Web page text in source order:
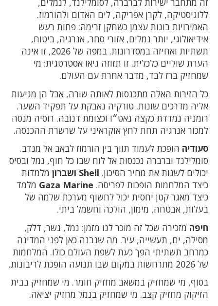
זה מתחבר ישירות לברברה, לסומלילנד, לנמלים,
ללוגיסטיקה, לקרן אפריקה, לים האדום ולהורמוז.
האמירויות בונות עצמן כשחקן זרימה: פחות רעש
אידיאולוגי, יותר נמלים, אזורי סחר, אנרגיה, ביטוח,
תשתיות ואחיזה במסדרונות. במפה של 2026, זו אינה
הערת שוליים כלכלית. זו תזוזה גיאו אסטרטגית: מי
שמחזיק ברז לבד, מדבר אחרת עם העולם.
כל הזירות האלה מתכנסות לאותה שורה, אבל הן מגיעות
אליה מדרכים שונות. טורקיה נאבקת על תפקיד השער.
רומניה נמדדת כקצה נאט״ו וכצומת דנובה. רוסיה מנסה
למכור אנרגיה תחת לחץ אוקראיני על שרשרת ההכנסה.
סעודיה הופכת לעמוד תווך בין הורמוז לבאב אל מנדב.
סומלילנד וברברה נכנסות אל לוח שבו כל חוף, נמל ובסיס
יכולים לשנות את מחיר הסיכון. Shell ושברון
מלמדות
כיצד המלחמות הופכות לפריסה. Gaza Marine מלמד
כיצד מאגר קטן יחסית יכול לחשוף מערכת שלמה של
בעלות, אבטחה, מימון, הולכה וחשמל ביתי.
חיפה מזכירה שכל זה מוכר לנו מזמן: נמל, גשר, דלק,
מסילה, ים, תעשייה, עיר. מה שנבנה כאן לפני המדינה
כמרחב תשתיתי הפך כעת לשפת העולם כולו. המלחמות
של 2026 מתרחשות במקום שבו תנועה הופכת לריבונות.
בסוף, מי שמחזיק במשאב מחזיק חומר. מי שמחזיק בבית
הזיקוק מחזיק קצב. מי שמחזיק בנמל מחזיק יציאה.